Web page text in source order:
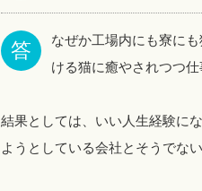
答
なぜか工場内にも寮に
ける猫に癒やされつつ
結果としては、いい人生経験に
ようとしている会社とそうでな